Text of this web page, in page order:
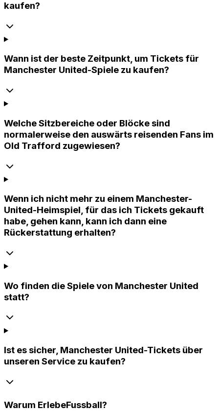
kaufen?
Wann ist der beste Zeitpunkt, um Tickets für
Manchester United-Spiele zu kaufen?
Welche Sitzbereiche oder Blöcke sind
normalerweise den auswärts reisenden Fans im
Old Trafford zugewiesen?
Wenn ich nicht mehr zu einem Manchester-
United-Heimspiel, für das ich Tickets gekauft
habe, gehen kann, kann ich dann eine
Rückerstattung erhalten?
Wo finden die Spiele von Manchester United
statt?
Ist es sicher, Manchester United-Tickets über
unseren Service zu kaufen?
Warum ErlebeFussball?